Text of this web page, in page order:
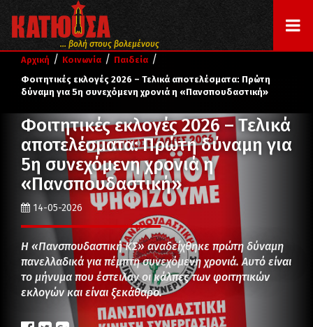
... βολή στους βολεμένους
Αρχική / Κοινωνία / Παιδεία /
Φοιτητικές εκλογές 2026 – Τελικά αποτελέσματα: Πρώτη
δύναμη για 5η συνεχόμενη χρονιά η «Πανσπουδαστική»
Φοιτητικές εκλογές 2026 – Τελικά
αποτελέσματα: Πρώτη δύναμη για
5η συνεχόμενη χρονιά η
«Πανσπουδαστική»
14-05-2026
Η «Πανσπουδαστική ΚΣ» αναδείχθηκε πρώτη δύναμη
πανελλαδικά για πέμπτη συνεχόμενη χρονιά. Αυτό είναι
το μήνυμα που έστειλαν οι κάλπες των φοιτητικών
εκλογών και είναι ξεκάθαρο.